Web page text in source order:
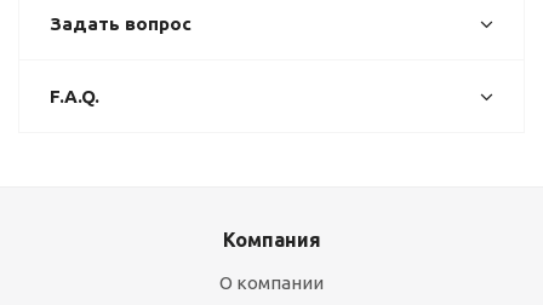
Задать вопрос
F.A.Q.
Компания
О компании